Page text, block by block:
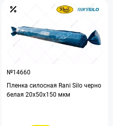
№14660
Пленка силосная Rani Silo черно
белая 20х50х150 мкм